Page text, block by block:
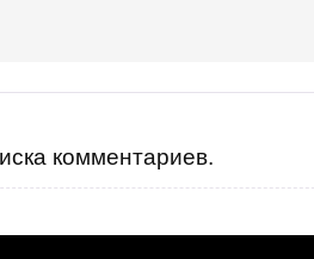
комментариев.